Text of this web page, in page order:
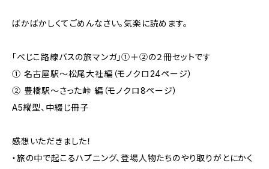
ばかばかしくてごめんなさい。気楽に読めます。
「べじこ路線バスの旅マンガ」①＋②の２冊セットです
① 名古屋駅〜松尾大社編（モノクロ24ページ）
② 豊橋駅～さった峠 編（モノクロ8ページ）
A5縦型、中綴じ冊子
感想いただきました！
・旅の中で起こるハプニング、登場人物たちのやり取りがとにかく